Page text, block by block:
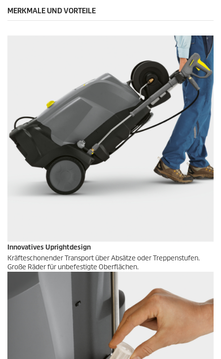
MERKMALE UND VORTEILE
Innovatives Uprightdesign
Kräfteschonender Transport über Absätze oder Treppenstufen.
Große Räder für unbefestigte Oberflächen.